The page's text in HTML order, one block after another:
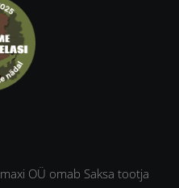
OÜ omab Saksa tootja